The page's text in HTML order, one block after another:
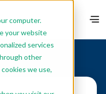
computer.
your website
services
other
we use,